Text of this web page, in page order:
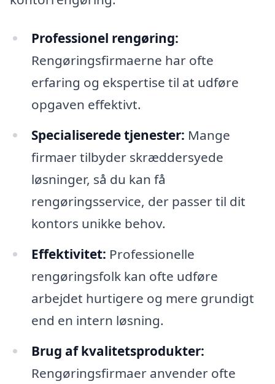
Professionel rengøring:
Rengøringsfirmaerne har ofte
erfaring og ekspertise til at udføre
opgaven effektivt.
Specialiserede tjenester: Mange
firmaer tilbyder skræddersyede
løsninger, så du kan få
rengøringsservice, der passer til dit
kontors unikke behov.
Effektivitet: Professionelle
rengøringsfolk kan ofte udføre
arbejdet hurtigere og mere grundigt
end en intern løsning.
Brug af kvalitetsprodukter:
Rengøringsfirmaer anvender ofte